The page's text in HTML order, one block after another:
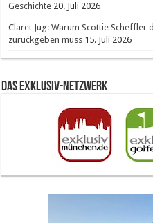
Geschichte 20. Juli 2026
Claret Jug: Warum Scottie
zurückgeben muss 15. Juli 2026
Das Exklusiv-Netzwerk